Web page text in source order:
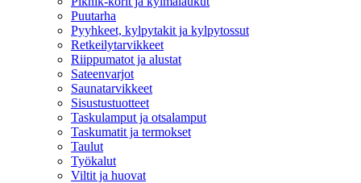
Puutarha
Pyyhkeet, kylpytakit ja kylpytossut
Retkeilytarvikkeet
Riippumatot ja alustat
Sateenvarjot
Saunatarvikkeet
Sisustustuotteet
Taskulamput ja otsalamput
Taskumatit ja termokset
Taulut
Työkalut
Viltit ja huovat